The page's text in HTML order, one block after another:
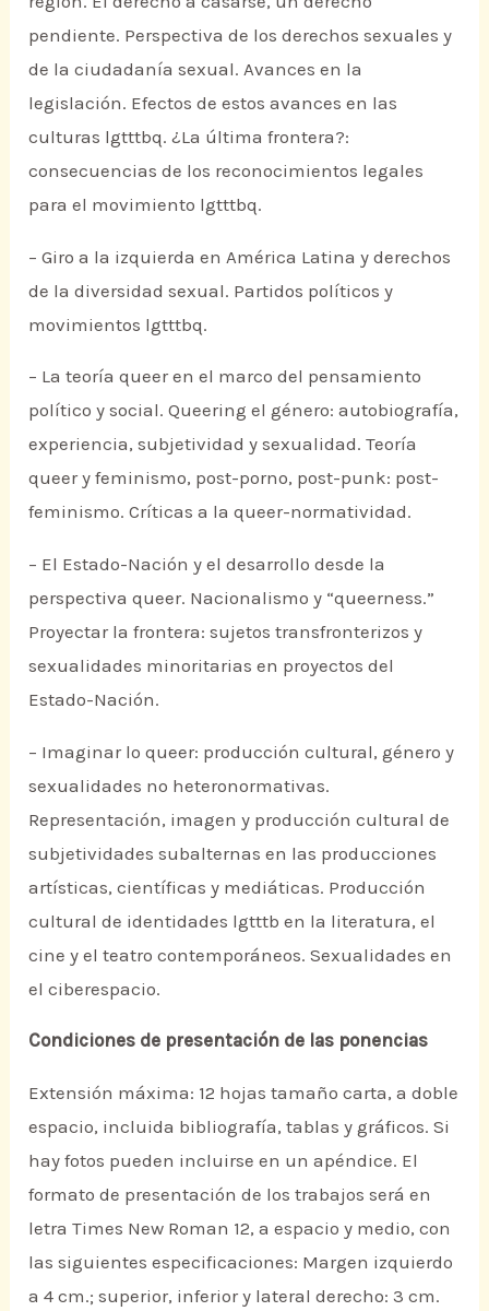
pendiente. Perspectiva de los derechos sexuales y
de la ciudadanía sexual. Avances en la
legislación. Efectos de estos avances en las
culturas lgtttbq. ¿La última frontera?:
consecuencias de los reconocimientos legales
para el movimiento lgtttbq.
– Giro a la izquierda en América Latina y derechos
de la diversidad sexual. Partidos políticos y
movimientos lgtttbq.
– La teoría queer en el marco del pensamiento
político y social. Queering el género: autobiografía,
experiencia, subjetividad y sexualidad. Teoría
queer y feminismo, post-porno, post-punk: post-
feminismo. Críticas a la queer-normatividad.
– El Estado-Nación y el desarrollo desde la
perspectiva queer. Nacionalismo y “queerness.”
Proyectar la frontera: sujetos transfronterizos y
sexualidades minoritarias en proyectos del
Estado-Nación.
– Imaginar lo queer: producción cultural, género y
sexualidades no heteronormativas.
Representación, imagen y producción cultural de
subjetividades subalternas en las producciones
artísticas, científicas y mediáticas. Producción
cultural de identidades lgtttb en la literatura, el
cine y el teatro contemporáneos. Sexualidades en
el ciberespacio.
Condiciones de presentación de las ponencias
Extensión máxima: 12 hojas tamaño carta, a doble
espacio, incluida bibliografía, tablas y gráficos. Si
hay fotos pueden incluirse en un apéndice. El
formato de presentación de los trabajos será en
letra Times New Roman 12, a espacio y medio, con
las siguientes especificaciones: Margen izquierdo
a 4 cm.; superior, inferior y lateral derecho: 3 cm.